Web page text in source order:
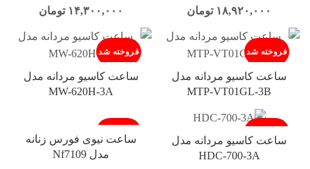
۱۸,۹۲۰,۰۰۰ تومان
۱۴,۳۰۰,۰۰۰ تومان
فروخته شد
ساعت کاسیو مردانه مدل
MTP-VT01GL-3B
فروخته شد
ساعت کاسیو مردانه مدل
MW-620H-3A
ساعت کاسیو مردانه مدل
HDC-700-3A
فروخته شد
ساعت نیوی فورس زنانه
مدل Nf7109